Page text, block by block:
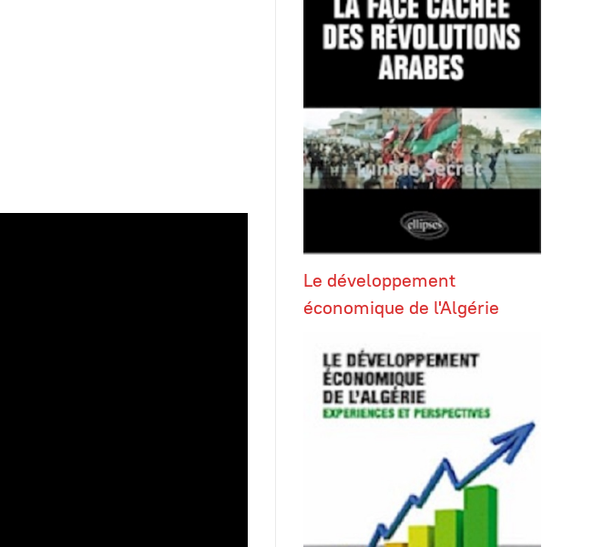
Le développement
économique de l'Algérie